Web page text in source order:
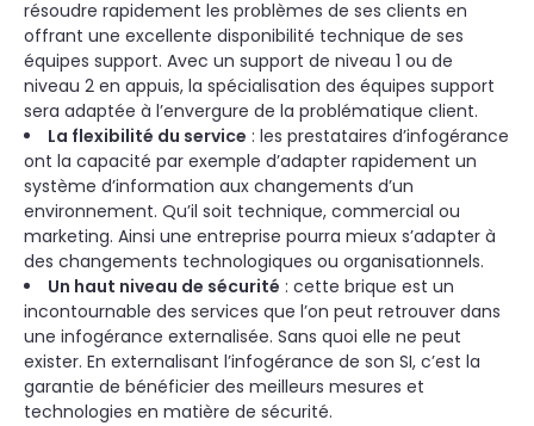
résoudre rapidement les problèmes de ses clients en
offrant une excellente disponibilité technique de ses
équipes support. Avec un support de niveau 1 ou de
niveau 2 en appuis, la spécialisation des équipes support
sera adaptée à l’envergure de la problématique client.
La flexibilité du service : les prestataires d’infogérance
ont la capacité par exemple d’adapter rapidement un
système d’information aux changements d’un
environnement. Qu’il soit technique, commercial ou
marketing. Ainsi une entreprise pourra mieux s’adapter à
des changements technologiques ou organisationnels.
Un haut niveau de sécurité : cette brique est un
incontournable des services que l’on peut retrouver dans
une infogérance externalisée. Sans quoi elle ne peut
exister. En externalisant l’infogérance de son SI, c’est la
garantie de bénéficier des meilleurs mesures et
technologies en matière de sécurité.